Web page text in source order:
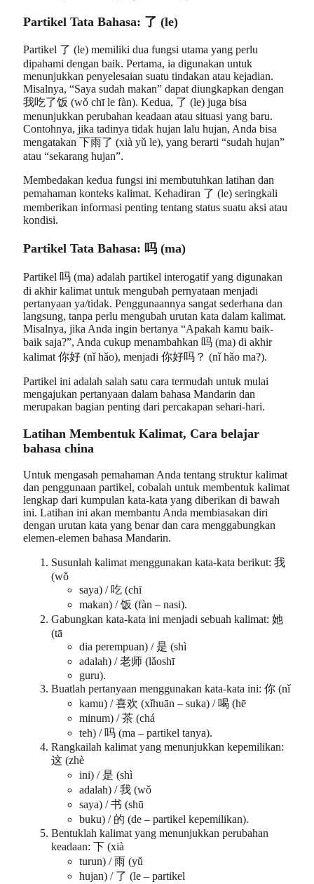
Partikel Tata Bahasa: 了 (le)
Partikel 了 (le) memiliki dua fungsi utama yang perlu
dipahami dengan baik. Pertama, ia digunakan untuk
menunjukkan penyelesaian suatu tindakan atau kejadian.
Misalnya, “Saya sudah makan” dapat diungkapkan dengan
我吃了饭 (wǒ chī le fàn). Kedua, 了 (le) juga bisa
menunjukkan perubahan keadaan atau situasi yang baru.
Contohnya, jika tadinya tidak hujan lalu hujan, Anda bisa
mengatakan 下雨了 (xià yǔ le), yang berarti “sudah hujan”
atau “sekarang hujan”.
Membedakan kedua fungsi ini membutuhkan latihan dan
pemahaman konteks kalimat. Kehadiran 了 (le) seringkali
memberikan informasi penting tentang status suatu aksi atau
kondisi.
Partikel Tata Bahasa: 吗 (ma)
Partikel 吗 (ma) adalah partikel interogatif yang digunakan
di akhir kalimat untuk mengubah pernyataan menjadi
pertanyaan ya/tidak. Penggunaannya sangat sederhana dan
langsung, tanpa perlu mengubah urutan kata dalam kalimat.
Misalnya, jika Anda ingin bertanya “Apakah kamu baik-
baik saja?”, Anda cukup menambahkan 吗 (ma) di akhir
kalimat 你好 (nǐ hǎo), menjadi 你好吗？ (nǐ hǎo ma?).
Partikel ini adalah salah satu cara termudah untuk mulai
mengajukan pertanyaan dalam bahasa Mandarin dan
merupakan bagian penting dari percakapan sehari-hari.
Latihan Membentuk Kalimat, Cara belajar
bahasa china
Untuk mengasah pemahaman Anda tentang struktur kalimat
dan penggunaan partikel, cobalah untuk membentuk kalimat
lengkap dari kumpulan kata-kata yang diberikan di bawah
ini. Latihan ini akan membantu Anda membiasakan diri
dengan urutan kata yang benar dan cara menggabungkan
elemen-elemen bahasa Mandarin.
Susunlah kalimat menggunakan kata-kata berikut: 我
(wǒ
saya) / 吃 (chī
makan) / 饭 (fàn – nasi).
Gabungkan kata-kata ini menjadi sebuah kalimat: 她
(tā
dia perempuan) / 是 (shì
adalah) / 老师 (lǎoshī
guru).
Buatlah pertanyaan menggunakan kata-kata ini: 你 (nǐ
kamu) / 喜欢 (xǐhuān – suka) / 喝 (hē
minum) / 茶 (chá
teh) / 吗 (ma – partikel tanya).
Rangkailah kalimat yang menunjukkan kepemilikan:
这 (zhè
ini) / 是 (shì
adalah) / 我 (wǒ
saya) / 书 (shū
buku) / 的 (de – partikel kepemilikan).
Bentuklah kalimat yang menunjukkan perubahan
keadaan: 下 (xià
turun) / 雨 (yǔ
hujan) / 了 (le – partikel